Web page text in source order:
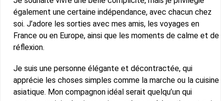
également une certaine indépendance, avec chacun chez
soi. J’adore les sorties avec mes amis, les voyages en
France ou en Europe, ainsi que les moments de calme et de
réflexion.
Je suis une personne élégante et décontractée, qui
apprécie les choses simples comme la marche ou la cuisine
asiatique. Mon compagnon idéal serait quelqu’un qui